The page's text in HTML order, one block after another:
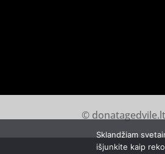
©
Sklandžiam
išjunkite kaip